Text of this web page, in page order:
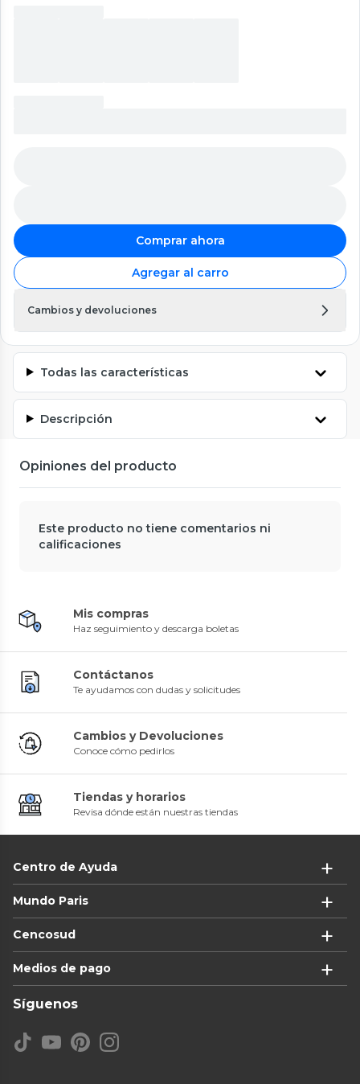
Comprar ahora
Agregar al carro
Cambios y devoluciones
Todas las características
Descripción
Opiniones del producto
Este producto no tiene comentarios ni
calificaciones
Mis compras
Haz seguimiento y descarga boletas
Contáctanos
Te ayudamos con dudas y solicitudes
Cambios y Devoluciones
Conoce cómo pedirlos
Tiendas y horarios
Revisa dónde están nuestras tiendas
Centro de Ayuda
Mundo Paris
Cencosud
Medios de pago
Síguenos